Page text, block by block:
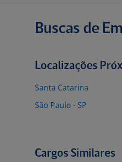
Buscas de
Localizações
Santa Catarina
São Paulo - SP
Cargos Similares